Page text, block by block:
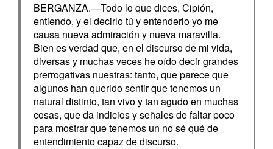
BERGANZA.—Todo lo que dices, Cipión,
entiendo, y el decirlo tú y entenderlo yo me
causa nueva admiración y nueva maravilla.
Bien es verdad que, en el discurso de mi vida,
diversas y muchas veces he oído decir grandes
prerrogativas nuestras: tanto, que parece que
algunos han querido sentir que tenemos un
natural distinto, tan vivo y tan agudo en muchas
cosas, que da indicios y señales de faltar poco
para mostrar que tenemos un no sé qué de
entendimiento capaz de discurso.